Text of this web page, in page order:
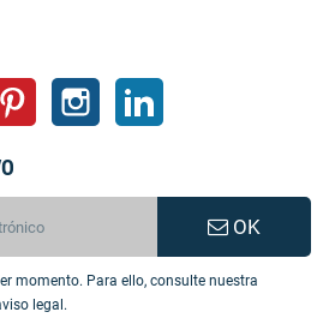
Pinterest Instagram
OK
momento. Para ello, consulte nuestra
legal.